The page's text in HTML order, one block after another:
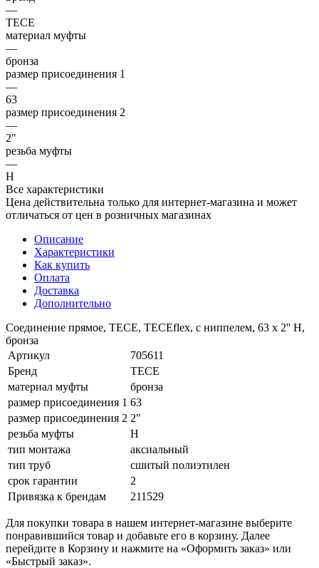
—
TECE
материал муфты
—
бронза
размер присоединения 1
—
63
размер присоединения 2
—
2"
резьба муфты
—
Н
Все характеристики
Цена действительна только для интернет-магазина и может
отличаться от цен в розничных магазинах
Описание
Характеристики
Как купить
Оплата
Доставка
Дополнительно
Соединение прямое, TECE, TECEflex, с ниппелем, 63 х 2'' Н,
бронза
Артикул
705611
Бренд
TECE
материал муфты
бронза
размер присоединения 1 63
размер присоединения 2 2"
резьба муфты
Н
тип монтажа
аксиальный
тип труб
сшитый полиэтилен
срок гарантии
2
Привязка к брендам
211529
Для покупки товара в нашем интернет-магазине выберите
понравившийся товар и добавьте его в корзину. Далее
перейдите в Корзину и нажмите на «Оформить заказ» или
«Быстрый заказ».